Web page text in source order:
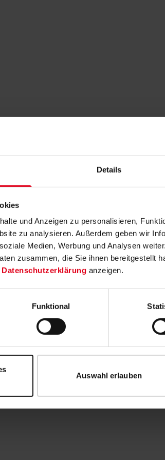
Details
und Anzeigen zu personalisieren,
zu analysieren. Außerdem geben wir
Medien, Werbung und Analysen
zusammen, die Sie ihnen bereitgestellt
Datenschutzerklärung anzeigen.
Funktional
Auswahl erlauben